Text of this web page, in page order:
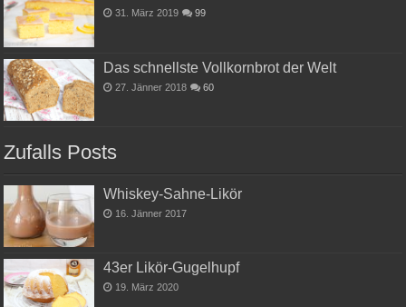
31. März 2019 99
Das schnellste Vollkornbrot der Welt
27. Jänner 2018 60
Zufalls Posts
Whiskey-Sahne-Likör
16. Jänner 2017
43er Likör-Gugelhupf
19. März 2020